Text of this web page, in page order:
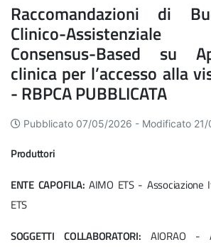
Raccomandazioni di
Clinico-
Consensus-Based su
clinica per l’accesso alla
- RBPCA PUBBLICATA
Pubblicato 07/05/2026 - Modificato
Produttori
ENTE CAPOFILA: AIMO ETS - Associazione
ETS
SOGGETTI COLLABORATORI: AIORAO -